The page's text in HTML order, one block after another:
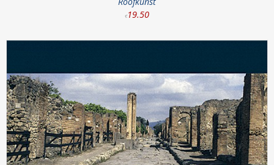
€19.50